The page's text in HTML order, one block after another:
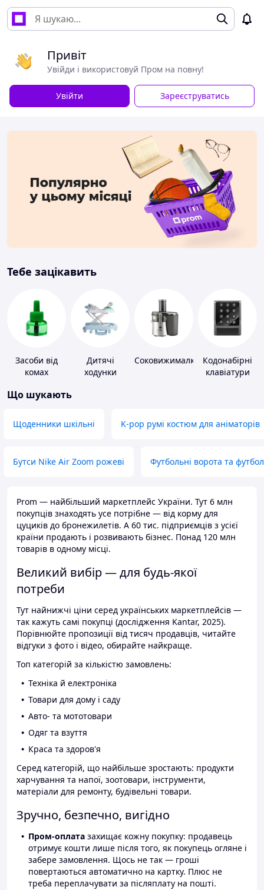
Привіт
Увійди і використовуй Пром на повну!
Увійти Зареєструватись
Тебе зацікавить
Засоби від
комах
Дитячі
ходунки
Соковижималки
Кодонабірні
клавіатури
Що шукають
Щоденники шкільні K-pop румі костюм для аніматорів
Бутси Nike Air Zoom рожеві Футбольні ворота та
Prom — найбільший маркетплейс України. Тут 6 млн
покупців знаходять усе потрібне — від корму для
цуциків до бронежилетів. А 60 тис. підприємців з усієї
країни продають і розвивають бізнес. Понад 120 млн
товарів в одному місці.
Великий вибір — для будь-якої
потреби
Тут найнижчі ціни серед українських маркетплейсів —
так кажуть самі покупці (дослідження Kantar, 2025).
Порівнюйте пропозиції від тисяч продавців, читайте
відгуки з фото і відео, обирайте найкраще.
Топ категорій за кількістю замовлень:
Техніка й електроніка
Товари для дому і саду
Авто- та мототовари
Одяг та взуття
Краса та здоров'я
Серед категорій, що найбільше зростають: продукти
харчування та напої, зоотовари, інструменти,
матеріали для ремонту, будівельні товари.
Зручно, безпечно, вигідно
Пром-оплата захищає кожну покупку: продавець
отримує кошти лише після того, як покупець огляне і
забере замовлення. Щось не так — гроші
повертаються автоматично на картку. Плюс не
треба переплачувати за післяплату на пошті.